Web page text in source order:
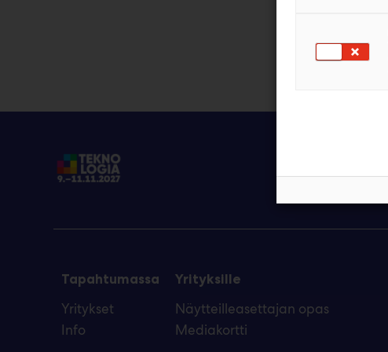
Tapahtumassa
Yritykset
Info
Yrityksille
Näytteilleasettajan opas
Mediakortti